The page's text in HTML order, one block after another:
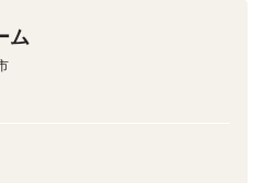
】を作りました。
グルトに入れてたり、直接ス
ム